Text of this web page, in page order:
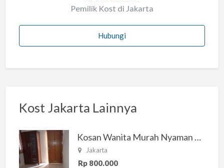
Pemilik Kost di Jakarta
Hubungi
Kost Jakarta Lainnya
Kosan Wanita Murah Nyaman di Jakarta Selatan
Jakarta
Rp 800.000